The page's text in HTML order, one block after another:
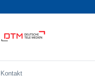
Kontakt